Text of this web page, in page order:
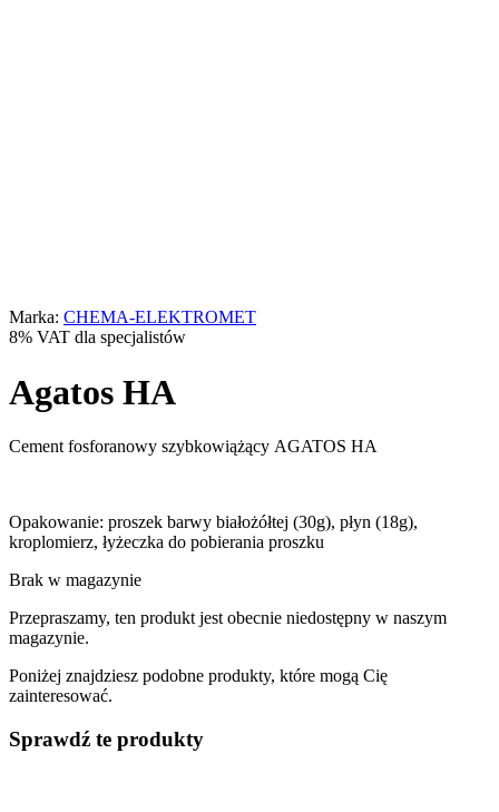
Marka: CHEMA-ELEKTROMET
8% VAT dla specjalistów
Agatos HA
Cement fosforanowy szybkowiążący AGATOS HA
Opakowanie: proszek barwy białożółtej (30g), płyn (18g),
kroplomierz, łyżeczka do pobierania proszku
Brak w magazynie
Przepraszamy, ten produkt jest obecnie niedostępny w naszym
magazynie.
Poniżej znajdziesz podobne produkty, które mogą Cię
zainteresować.
Sprawdź te produkty